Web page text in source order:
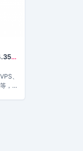
美
、
，提